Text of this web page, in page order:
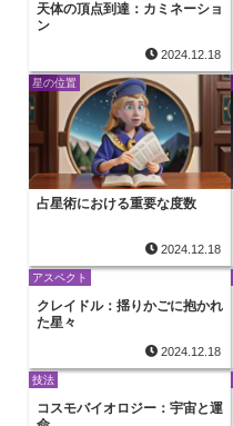
天体の頂点到達：カミネーショ
ン
2024.12.18
星の位置
占星術における重要な度数
2024.12.18
アスペクト
クレイドル：揺りかごに抱かれ
た星々
2024.12.18
技法
コスモバイオロジー：宇宙と運